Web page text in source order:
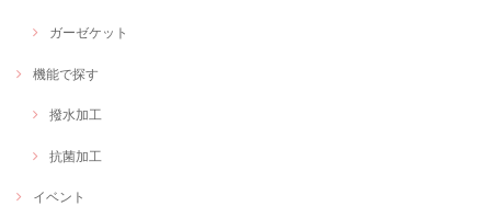
ガーゼケット
機能で探す
撥水加工
抗菌加工
イベント